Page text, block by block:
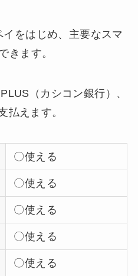
をはじめ、主要なスマ
きます。
（カシコン銀行）、
払えます。
〇使える
〇使える
〇使える
〇使える
〇使える